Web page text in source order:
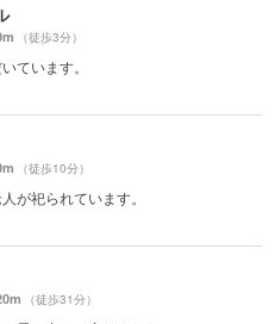
（徒歩3分）
ています。
（徒歩10分）
が祀られています。
（徒歩31分）